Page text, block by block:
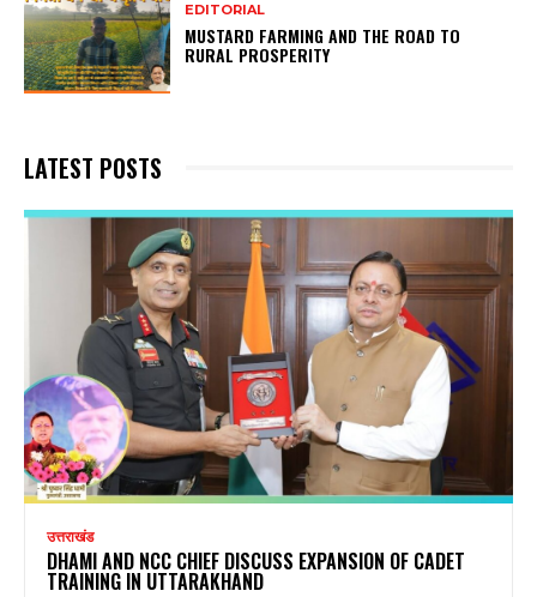
EDITORIAL
MUSTARD FARMING AND THE ROAD TO
RURAL PROSPERITY
LATEST POSTS
उत्तराखंड
DHAMI AND NCC CHIEF DISCUSS EXPANSION OF CADET
TRAINING IN UTTARAKHAND